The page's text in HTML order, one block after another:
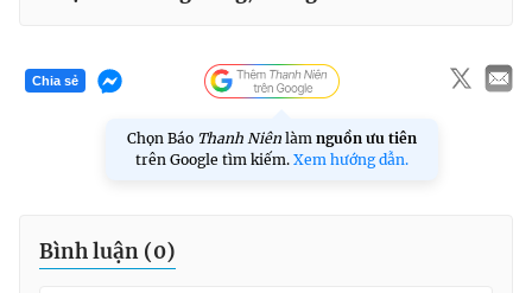
Chia sẻ
Chọn Báo Thanh Niên làm nguồn ưu tiên
trên Google tìm kiếm. Xem hướng dẫn.
Bình luận (0)